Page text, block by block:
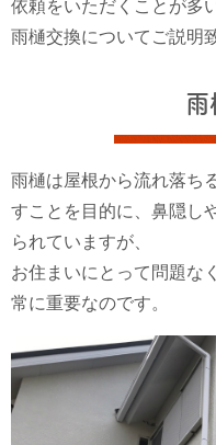
依頼をいただくことが多い
雨樋交換についてご説明
雨
雨樋は屋根から流れ落ち
すことを目的に、鼻隠し
られていますが、
お住まいにとって問題な
常に重要なのです。